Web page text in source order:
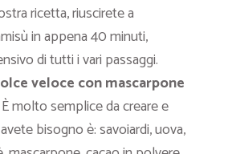
ricetta, riuscirete a
in appena 40 minuti,
di tutti i vari passaggi.
veloce con mascarpone
molto semplice da creare e
bisogno è: savoiardi, uova,